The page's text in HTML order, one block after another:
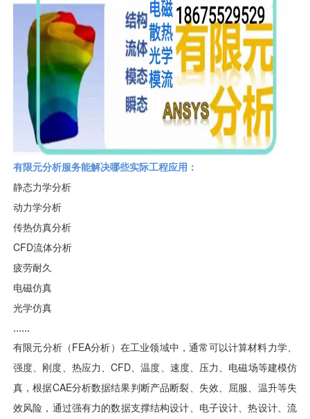
有限元分析服务能解决哪些实际工程应用：
静态力学分析
动力学分析
传热仿真分析
CFD流体分析
疲劳耐久
电磁仿真
光学仿真
......
有限元分析（FEA分析）在工业领域中，通常可以计算材料力学、
强度、刚度、热应力、CFD、温度、速度、压力、电磁场等建模仿
真，根据CAE分析数据结果判断产品断裂、失效、屈服、温升等失
效风险，通过强有力的数据支撑结构设计、电子设计、热设计、流